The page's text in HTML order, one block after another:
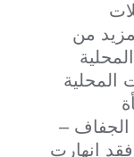
من
المحلية
الجفاف –
انهارت